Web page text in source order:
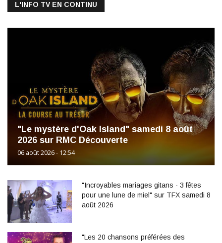
L'INFO TV EN CONTINU
"Le mystère d'Oak Island" samedi 8 août
2026 sur RMC Découverte
06 août 2026 - 12:54
"Incroyables mariages gitans - 3 fêtes
pour une lune de miel" sur TFX samedi 8
août 2026
"Les 20 chansons préférées des